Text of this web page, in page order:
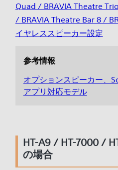
Quad / BRAVIA Theatre
/ BRAVIA Theatre Bar 8 /
イヤレススピーカー設定
参考情報
オプションスピーカー、
アプリ対応モデル
HT-A9 / HT-7000 /
の場合